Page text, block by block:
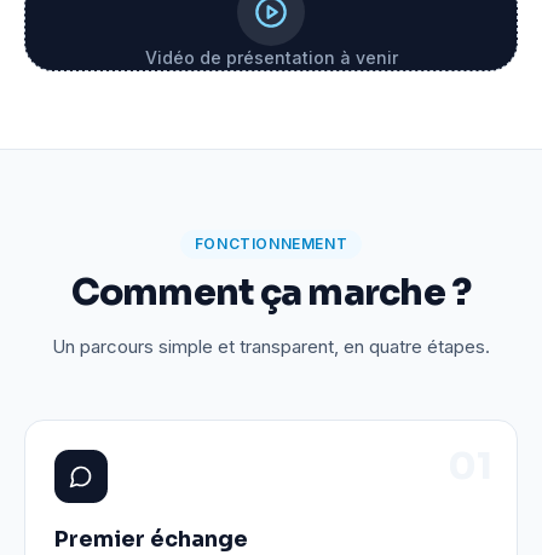
Vidéo de présentation à venir
FONCTIONNEMENT
Comment ça marche ?
Un parcours simple et transparent, en quatre étapes.
Premier échange